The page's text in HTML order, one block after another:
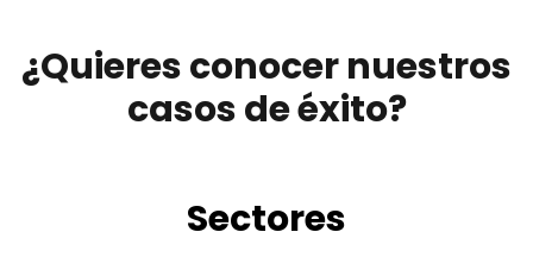
¿Quieres conocer nuestros
casos de éxito?
Sectores